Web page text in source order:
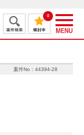
0
案件No：44394-28